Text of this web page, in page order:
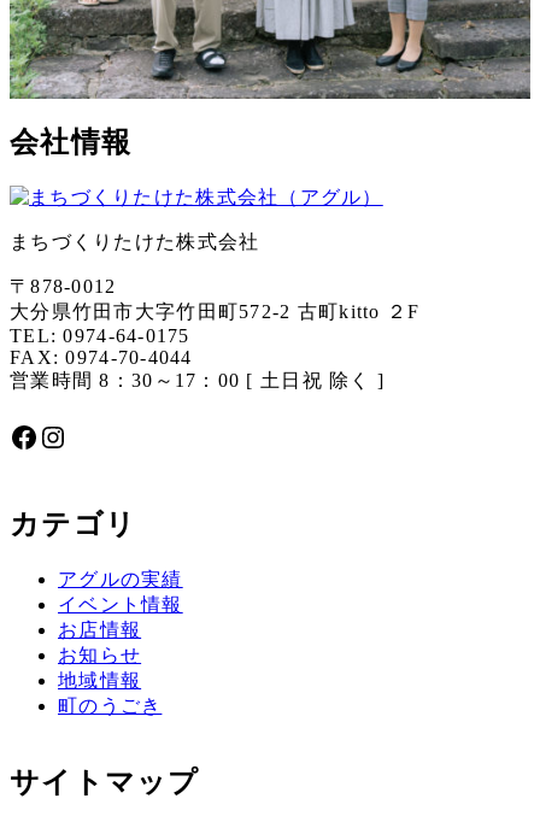
会社情報
まちづくりたけた株式会社
〒878-0012
大分県竹田市大字竹田町572-2 古町kitto ２F
TEL: 0974-64-0175
FAX: 0974-70-4044
営業時間 8：30～17：00 [ 土日祝 除く ]
Facebook Instagram
カテゴリ
アグルの実績
イベント情報
お店情報
お知らせ
地域情報
町のうごき
サイトマップ